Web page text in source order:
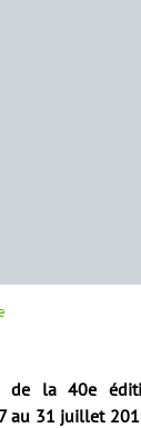
de la 40e
au 31 juillet